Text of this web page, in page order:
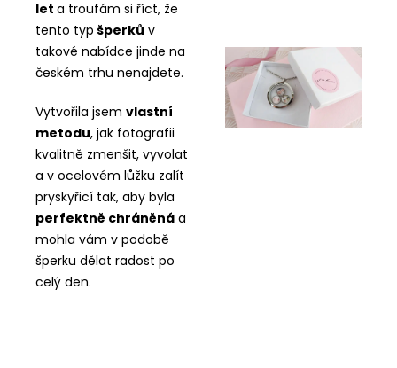
let a troufám si říct, že
tento typ šperků v
takové nabídce jinde na
českém trhu nenajdete.
Vytvořila jsem vlastní
metodu, jak fotografii
kvalitně zmenšit, vyvolat
a v ocelovém lůžku zalít
pryskyřicí tak, aby byla
perfektně chráněná a
mohla vám v podobě
šperku dělat radost po
celý den.